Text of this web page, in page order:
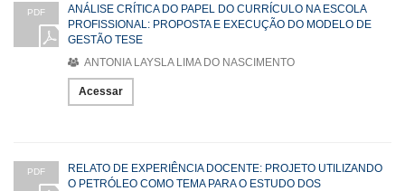
PDF
ANÁLISE CRÍTICA DO PAPEL DO CURRÍCULO NA ESCOLA
PROFISSIONAL: PROPOSTA E EXECUÇÃO DO MODELO DE
GESTÃO TESE
ANTONIA LAYSLA LIMA DO NASCIMENTO
Acessar
PDF
RELATO DE EXPERIÊNCIA DOCENTE: PROJETO UTILIZANDO
O PETRÓLEO COMO TEMA PARA O ESTUDO DOS